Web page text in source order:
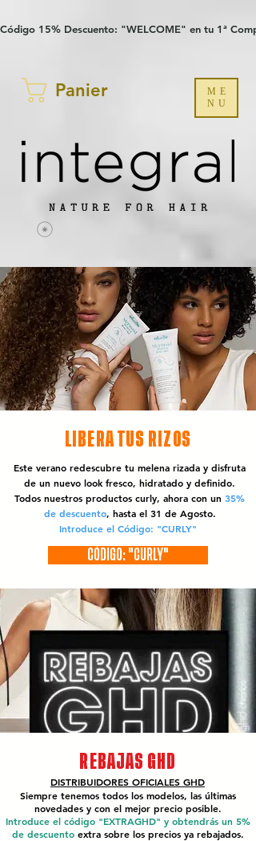
Código 15% Descuento: "WELCOME" en tu 1ª
Panier
ME
NU
LIBERA TUS RIZOS
Este verano redescubre tu melena rizada y disfruta
de un nuevo look fresco, hidratado y definido.
Todos nuestros productos curly, ahora con un 35%
de descuento, hasta el 31 de Agosto.
Introduce el Código: "CURLY"
CÓDIGO: "CURLY"
REBAJAS GHD
DISTRIBUIDORES OFICIALES GHD
Siempre tenemos todos los modelos, las últimas
novedades y con el mejor precio posible.
Introduce el código "EXTRAGHD" y obtendrás un 5%
de descuento extra sobre los precios ya rebajados.